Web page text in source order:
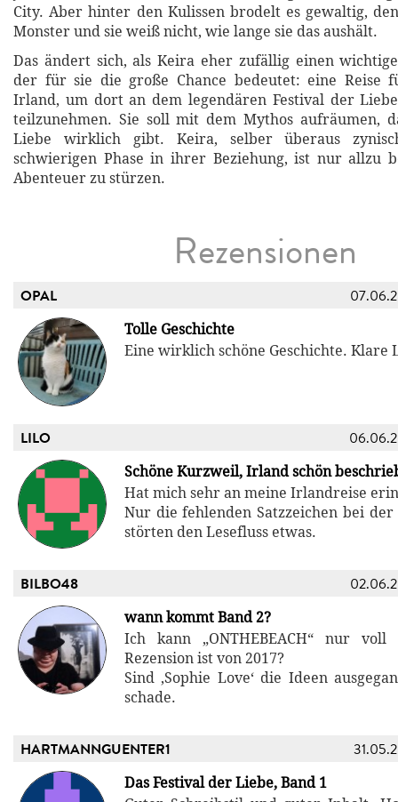
City. Aber hinter den Kulissen brodelt es gewaltig,
Monster und sie weiß nicht, wie lange sie das aushält.
Das ändert sich, als Keira eher zufällig einen
der für sie die große Chance bedeutet: eine Reise
Irland, um dort an dem legendären Festival der
teilzunehmen. Sie soll mit dem Mythos aufräumen,
Liebe wirklich gibt. Keira, selber überaus
schwierigen Phase in ihrer Beziehung, ist nur allzu
Abenteuer zu stürzen.
Rezensionen
OPAL
Tolle Geschichte
Eine wirklich schöne Geschichte. Klare
LILO
Schöne Kurzweil, Irland schön
Hat mich sehr an meine Irlandreise
Nur die fehlenden Satzzeichen bei
störten den Lesefluss etwas.
BILBO48
wann kommt Band 2?
Ich kann „ONTHEBEACH“ nur voll
Rezension ist von 2017?
Sind ‚Sophie Love‘ die Ideen
schade.
HARTMANNGUENTER1
Das Festival der Liebe, Band 1